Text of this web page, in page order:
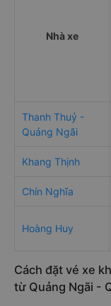
Nhà xe
Thanh Thuỷ -
Quảng Ngãi
Khang Thịnh
Chín Nghĩa
Hoàng Huy
Cách đặt vé xe
từ Quảng Ngãi -